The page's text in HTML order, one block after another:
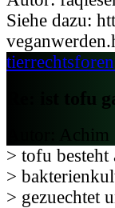
Siehe dazu:
Re: ist tofu
Autor:
> tofu
>
> gezuechtet